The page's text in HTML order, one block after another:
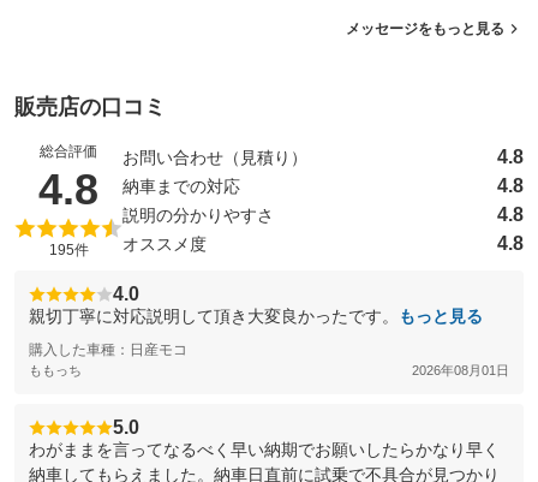
メッセージをもっと見る
販売店の口コミ
総合評価
4.8 （5点満点中）
195件
お問い合わせ（見積り） 4.8
納車までの対応 4.8
説明の分かりやすさ 4.8
オススメ度 4.8
4.0
親切丁寧に対応説明して頂き大変良かったです。 もっと見る
購入した車種：日産モコ
ももっち 2026年08月01日
5.0
わがままを言ってなるべく早い納期でお願いしたらかなり早く
納車してもらえました。納車日直前に試乗で不具合が見つかり